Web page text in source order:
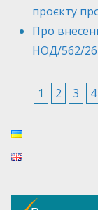
проєкту
Про
НОД/562/26
1 2 3 4